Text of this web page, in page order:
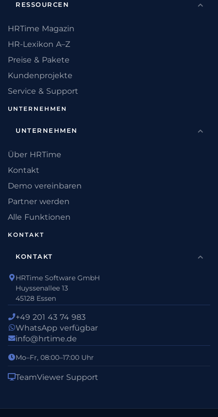
RESSOURCEN
HRTime Magazin
HR-Lexikon A–Z
Preise & Pakete
Kundenprojekte
Service & Support
UNTERNEHMEN
UNTERNEHMEN
Über HRTime
Kontakt
Demo vereinbaren
Partner werden
Alle Funktionen
KONTAKT
KONTAKT
HRTime Software GmbH
Huyssenallee 13
45128 Essen
+49 201 43 74 983
WhatsApp verfügbar
info@hrtime.de
Mo–Fr, 08:00–17:00 Uhr
TeamViewer Support